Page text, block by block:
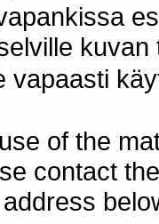
vapaasti
of the
contact